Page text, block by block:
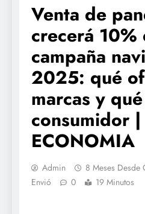
Venta de
crecerá 10%
campaña
2025: qué
marcas y
consumidor |
ECONOMIA
Admin
8 Meses Desde
Envió
0 19 Minutos